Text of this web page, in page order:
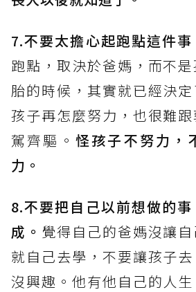
7.不要太擔心起跑點這件事
跑點，取決於爸媽，而不
胎的時候，其實就已經決
孩子再怎麼努力，也很難
駕齊驅。 怪孩子不努力，
力。
8.不要把自己以前想做的
成。 覺得自己的爸媽沒讓
就自己去學，不要讓孩子
沒興趣。他有他自己的人